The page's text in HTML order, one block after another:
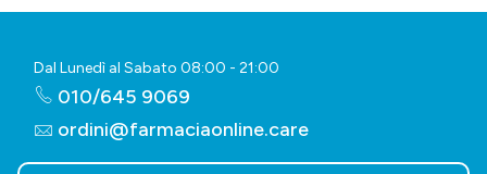
Dal Lunedì al Sabato 08:00 - 21:00
010/645 9069
ordini@farmaciaonline.care